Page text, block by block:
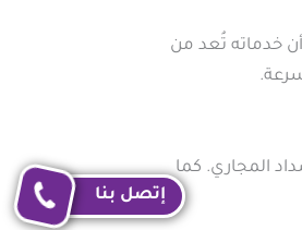
خدماته تُعد من
المجاري. كما
إتصل بنا